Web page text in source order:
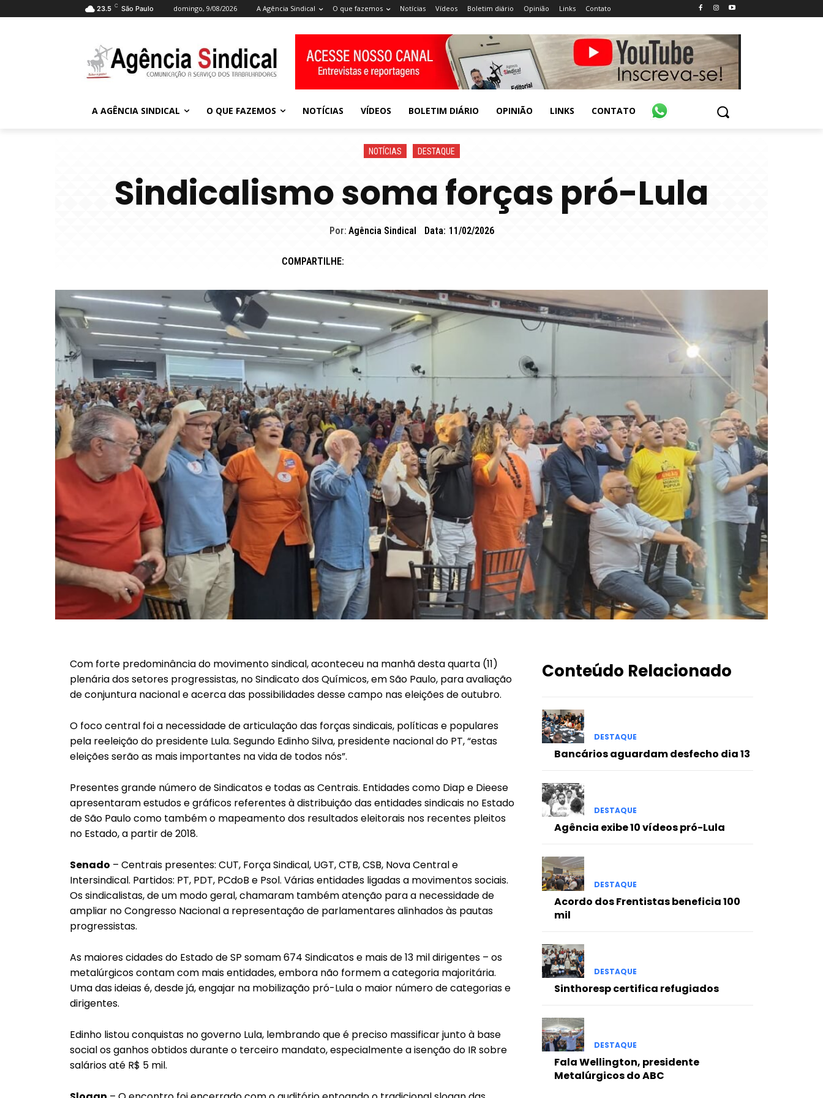
23.5 C São Paulo domingo, 9/08/2026 A Agência Sindical O que fazemos Notícias Vídeos Boletim diário Opinião Links Contato
A AGÊNCIA SINDICAL O QUE FAZEMOS NOTÍCIAS VÍDEOS BOLETIM DIÁRIO OPINIÃO LINKS CONTATO
NOTÍCIAS DESTAQUE
Sindicalismo soma forças pró-Lula
Por: Agência Sindical Data: 11/02/2026
COMPARTILHE:
Com forte predominância do movimento sindical, aconteceu na manhã desta quarta (11)
plenária dos setores progressistas, no Sindicato dos Químicos, em São Paulo, para avaliação
de conjuntura nacional e acerca das possibilidades desse campo nas eleições de outubro.
O foco central foi a necessidade de articulação das forças sindicais, políticas e populares
pela reeleição do presidente Lula. Segundo Edinho Silva, presidente nacional do PT, “estas
eleições serão as mais importantes na vida de todos nós”.
Presentes grande número de Sindicatos e todas as Centrais. Entidades como Diap e Dieese
apresentaram estudos e gráficos referentes à distribuição das entidades sindicais no Estado
de São Paulo como também o mapeamento dos resultados eleitorais nos recentes pleitos
no Estado, a partir de 2018.
Senado – Centrais presentes: CUT, Força Sindical, UGT, CTB, CSB, Nova Central e
Intersindical. Partidos: PT, PDT, PCdoB e Psol. Várias entidades ligadas a movimentos sociais.
Os sindicalistas, de um modo geral, chamaram também atenção para a necessidade de
ampliar no Congresso Nacional a representação de parlamentares alinhados às pautas
progressistas.
As maiores cidades do Estado de SP somam 674 Sindicatos e mais de 13 mil dirigentes – os
metalúrgicos contam com mais entidades, embora não formem a categoria majoritária.
Uma das ideias é, desde já, engajar na mobilização pró-Lula o maior número de categorias e
dirigentes.
Edinho listou conquistas no governo Lula, lembrando que é preciso massificar junto à base
social os ganhos obtidos durante o terceiro mandato, especialmente a isenção do IR sobre
salários até R$ 5 mil.
Conteúdo Relacionado
DESTAQUE
Bancários aguardam desfecho dia 13
DESTAQUE
Agência exibe 10 vídeos pró-Lula
DESTAQUE
Acordo dos Frentistas beneficia 100
mil
DESTAQUE
Sinthoresp certifica refugiados
DESTAQUE
Fala Wellington, presidente
Metalúrgicos do ABC